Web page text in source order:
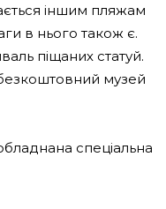
іншим пляжам
в нього також є.
піщаних статуй.
музей
спеціальна